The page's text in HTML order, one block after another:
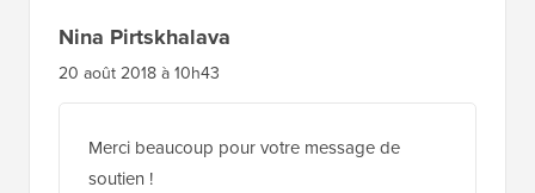
Nina Pirtskhalava
20 août 2018 à 10h43
Merci beaucoup pour votre message de
soutien !